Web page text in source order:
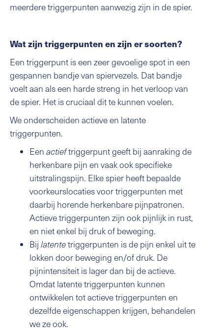
meerdere triggerpunten aanwezig zijn in de spier.
Wat zijn triggerpunten en zijn er soorten?
Een triggerpunt is een zeer gevoelige spot in een
gespannen bandje van spiervezels. Dat bandje
voelt aan als een harde streng in het verloop van
de spier. Het is cruciaal dit te kunnen voelen.
We onderscheiden actieve en latente
triggerpunten.
Een actieftriggerpunt geeft bij aanraking de
herkenbare pijn en vaak ook specifieke
uitstralingspijn. Elke spier heeft bepaalde
voorkeurslocaties voor triggerpunten met
daarbij horende herkenbare pijnpatronen.
Actieve triggerpunten zijn ook pijnlijk in rust,
en niet enkel bij druk of beweging.
Bij latentetriggerpunten is de pijn enkel uit te
lokken door beweging en/of druk. De
pijnintensiteit is lager dan bij de actieve.
Omdat latente triggerpunten kunnen
ontwikkelen tot actieve triggerpunten en
dezelfde eigenschappen krijgen, behandelen
we ze ook.